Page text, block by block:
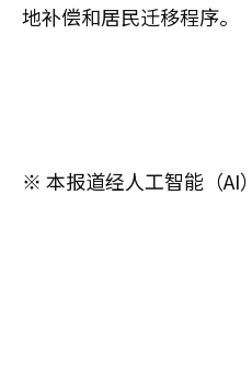
地补偿和居民迁移程序。
※ 本报道经人工智能（AI